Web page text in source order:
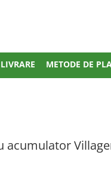
METODE DE